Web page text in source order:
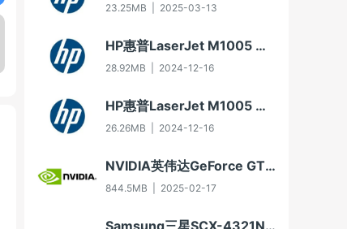
23.25MB 2025-03-13
HP惠普LaserJet M1005 MFP多功能一体机驱动20060913版For Win2000/XP
28.92MB 2024-12-16
HP惠普LaserJet M1005 MFP多功能一体机即插即用驱动20070326版For Vista
26.26MB 2024-12-16
NVIDIA英伟达GeForce GTX 650显卡驱动For Win10-64
844.5MB 2025-02-17
Samsung三星SCX-4321NS多功能一体机打印驱动3.11.60.00:04版For WinXP-32/WinXP-64/Vista-32/Vista-64/Win7-32/Win7-64（2012年8月30日发布）